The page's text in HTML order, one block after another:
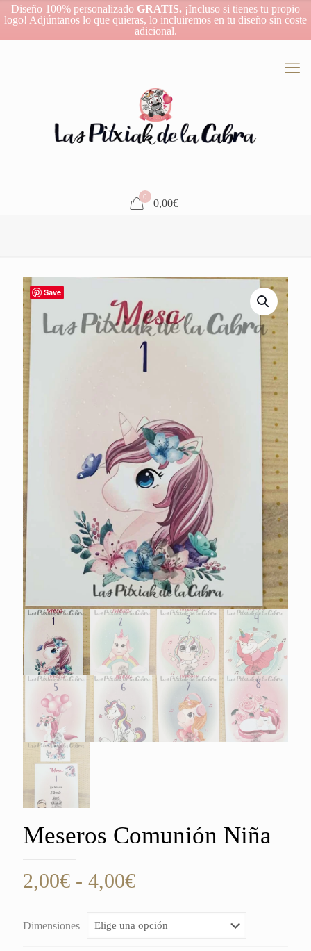
Diseño 100% personalizado GRATIS. ¡Incluso si tienes tu propio
logo! Adjúntanos lo que quieras, lo incluiremos en tu diseño sin coste
adicional.
0
0,00€
Save
Meseros Comunión Niña
2,00€ - 4,00€Rango
precios:
Dimensiones